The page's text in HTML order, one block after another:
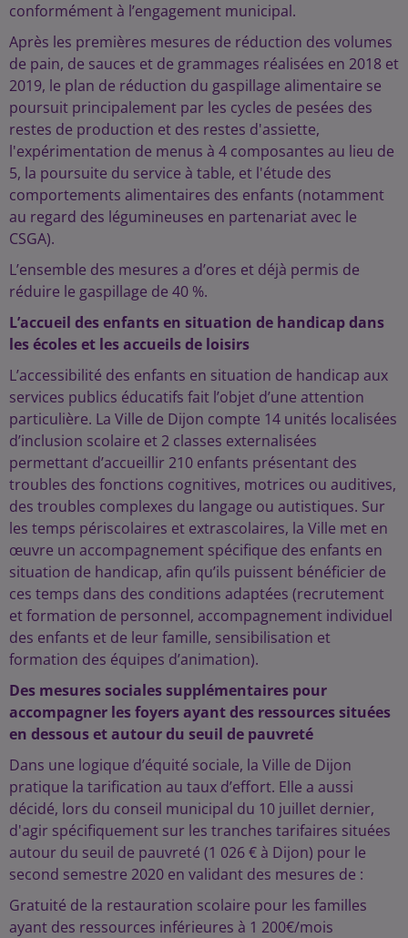
conformément à l’engagement municipal.
Après les premières mesures de réduction des volumes
de pain, de sauces et de grammages réalisées en 2018 et
2019, le plan de réduction du gaspillage alimentaire se
poursuit principalement par les cycles de pesées des
restes de production et des restes d'assiette,
l'expérimentation de menus à 4 composantes au lieu de
5, la poursuite du service à table, et l'étude des
comportements alimentaires des enfants (notamment
au regard des légumineuses en partenariat avec le
CSGA).
L’ensemble des mesures a d’ores et déjà permis de
réduire le gaspillage de 40 %.
L’accueil des enfants en situation de handicap dans
les écoles et les accueils de loisirs
L’accessibilité des enfants en situation de handicap aux
services publics éducatifs fait l’objet d’une attention
particulière. La Ville de Dijon compte 14 unités localisées
d’inclusion scolaire et 2 classes externalisées
permettant d’accueillir 210 enfants présentant des
troubles des fonctions cognitives, motrices ou auditives,
des troubles complexes du langage ou autistiques. Sur
les temps périscolaires et extrascolaires, la Ville met en
œuvre un accompagnement spécifique des enfants en
situation de handicap, afin qu’ils puissent bénéficier de
ces temps dans des conditions adaptées (recrutement
et formation de personnel, accompagnement individuel
des enfants et de leur famille, sensibilisation et
formation des équipes d’animation).
Des mesures sociales supplémentaires pour
accompagner les foyers ayant des ressources situées
en dessous et autour du seuil de pauvreté
Dans une logique d’équité sociale, la Ville de Dijon
pratique la tarification au taux d’effort. Elle a aussi
décidé, lors du conseil municipal du 10 juillet dernier,
d'agir spécifiquement sur les tranches tarifaires situées
autour du seuil de pauvreté (1 026 € à Dijon) pour le
second semestre 2020 en validant des mesures de :
Gratuité de la restauration scolaire pour les familles
ayant des ressources inférieures à 1 200€/mois